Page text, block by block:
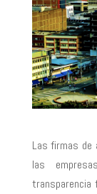
Las firmas de
las
transparencia